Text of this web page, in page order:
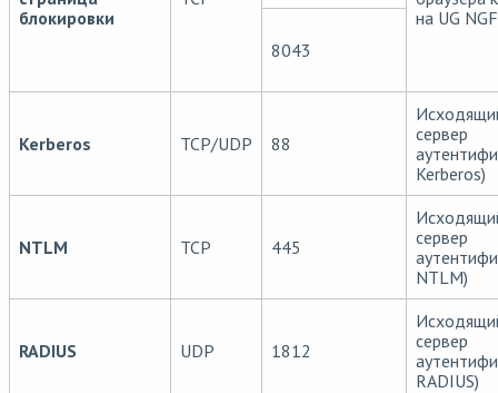
блокировки
на UG
8043
Kerberos TCP/UDP 88
сервер
Kerberos)
NTLM TCP 445
сервер
NTLM)
RADIUS UDP 1812
сервер
RADIUS)